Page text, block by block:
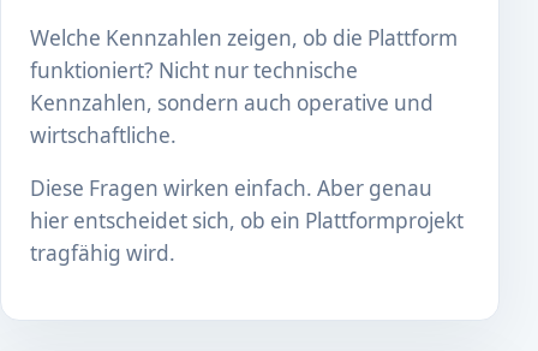
Welche Kennzahlen zeigen, ob die Plattform
funktioniert? Nicht nur technische
Kennzahlen, sondern auch operative und
wirtschaftliche.
Diese Fragen wirken einfach. Aber genau
hier entscheidet sich, ob ein Plattformprojekt
tragfähig wird.